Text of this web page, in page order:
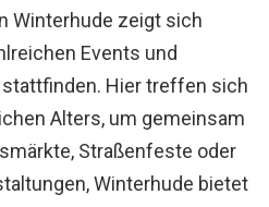
Winterhude zeigt sich
Events und
Hier treffen sich
Alters, um gemeinsam
Straßenfeste oder
Winterhude bietet